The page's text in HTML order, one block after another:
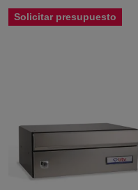
Solicitar presupuesto